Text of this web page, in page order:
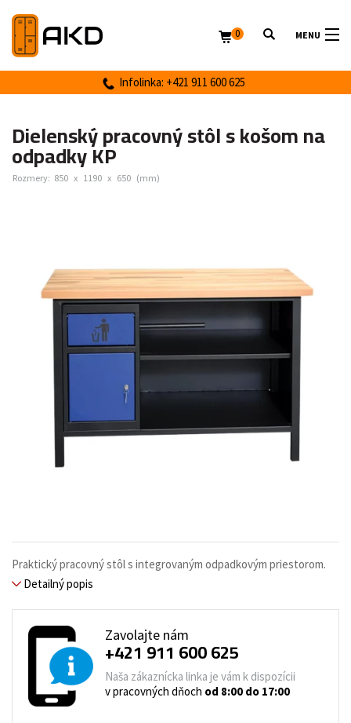
MENU
Infolinka: +421 911 600 625
0
Dielenský pracovný stôl s košom na
odpadky KP
Rozmery: 850 x 1190 x 650 (mm)
Praktický pracovný stôl s integrovaným odpadkovým priestorom.
Detailný popis
Zavolajte nám
+421 911 600 625
Naša zákaznícka linka je vám k dispozícii
v pracovných dňoch od 8:00 do 17:00